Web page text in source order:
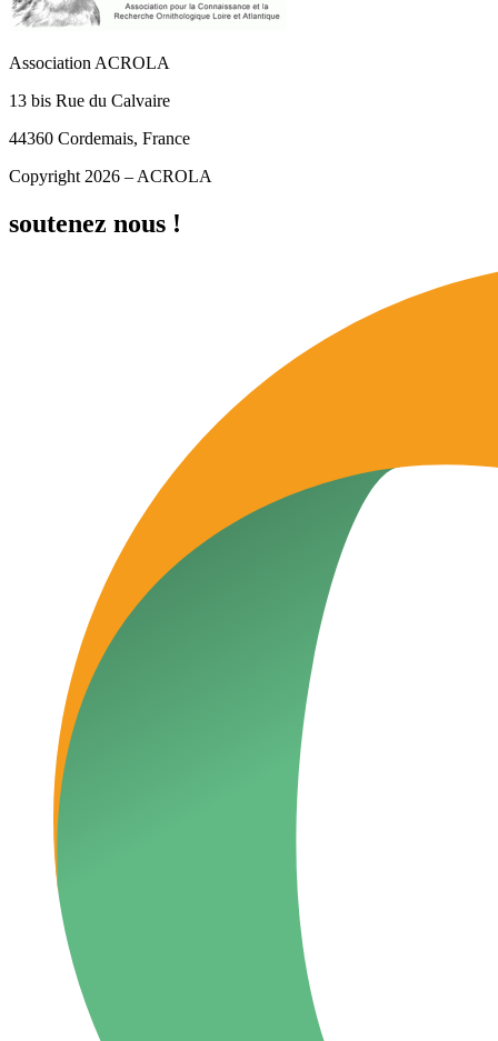
Association ACROLA
13 bis Rue du Calvaire
44360 Cordemais, France
Copyright 2026 – ACROLA
soutenez nous !